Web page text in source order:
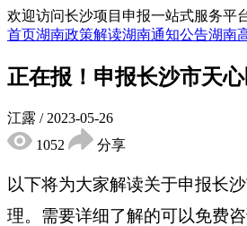
欢迎访问长沙项目申报一站式服务平
首页湖南政策解读湖南通知公告湖南
正在报！申报长沙市天
江露 / 2023-05-26
1052
分享
以下将为大家解读关于申报长
理。 需要详细了解的可以免费